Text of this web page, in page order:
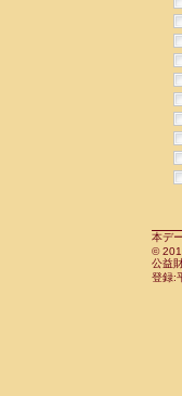
本デ
©
公益
登録: